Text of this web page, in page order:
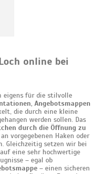
online bei
eigens für die stilvolle
Angebotsmappen
die durch eine kleine
werden sollen. Das
durch die Öffnung zu
vorgegebenen Haken oder
Gleichzeitig setzen wir bei
eine sehr hochwertige
– egal ob
– einen sicheren